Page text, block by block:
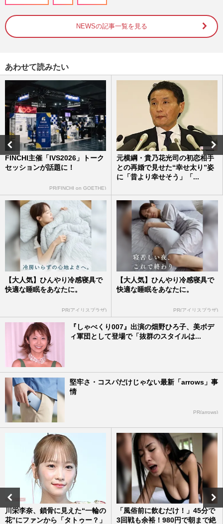
『ウ・ヨンウ』の原点、韓国映画『無垢な
る証人』をリメイク 唐沢寿明＆増田貴久
今週発売『週刊女性』4/28・5/5合併号の
表紙と中身はコチラ！
週刊女性本誌からのお知らせ 2026/4/14
『NEWS LIVE TOUR 2025 変身』増田貴
久、小山慶一郎、加藤シゲアキ…3人から
のメッセージに“ファン爆笑”…
週刊女性2025年11月11日・18日号 2025/10/27
『NEWS』のライブ当落日に広がる謎のト
レンドワード“NEWSチケットの輪”、公式
リセール開始もいまだ拭えぬ…
週刊女性PRIME 2025/7/8
NEWSの記事一覧を見る
あわせて読みたい
FINCHI主催「IVS2026」トーク
セッションが話題に！
PR(FINCHI on GOETHE)
元横綱・貴乃花光司の初恋相手
との再婚で見せた“幸せ太り”姿
に「昔より幸せそう」「...
【大人気】ひんやり冷感寝具で
快適な睡眠をあなたに。
PR(アイリスプラザ)
【大人気】ひんやり冷感寝具で
快適な睡眠をあなたに。
PR(アイリスプラザ)
『しゃべくり007』出演の畑野ひろ子、美ボデ
ィ軍団として登場で「抜群のスタイルは...
堅牢さ・コスパだけじゃない最新「arrows」事
情
PR(arrows)
川栄李奈、鎖骨に見えた“一輪の
花”にファンから「タトゥー？」
「風俗前に飲むだけ！」45分で
3回戦も余裕！980円で朝まで絶